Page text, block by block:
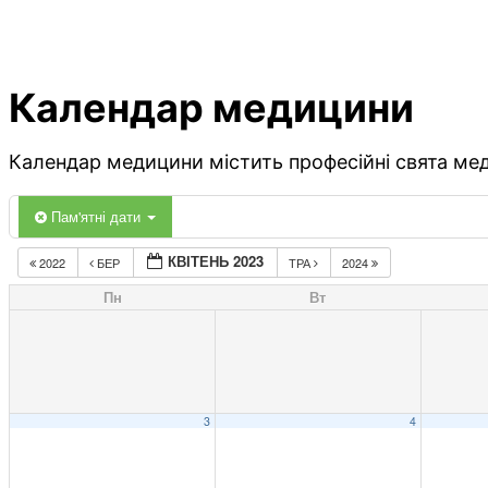
Календар медицини
Календар медицини містить професійні свята
Пам'ятні дати
2022 БЕР КВІТЕНЬ 2023 ТРА 2024
Пн Вт
3 4